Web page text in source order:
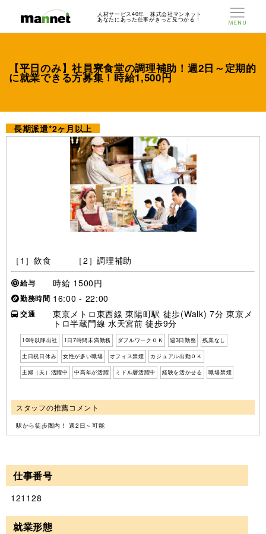
人材サービス40年 株式会社マンネット
あなたにあった仕事がきっと見つかる！
【平日のみ】社員寮食堂の調理補助！週2日～定期的
に就業できる方募集！時給1,500円
長期派遣*2ヶ月以上
［1］飲食 ［2］調理補助
給与 時給 1500円
勤務時間 16:00 - 22:00
交通
東京メトロ東西線 東陽町駅 徒歩(Walk) 7分 東京メ
トロ半蔵門線 水天宮前 徒歩9分
10時以降出社 1日7時間未満勤務 ダブルワークＯＫ 週3日勤務 残業なし
土日祝日休み 女性が多い職場 オフィス禁煙 カジュアル出勤ＯＫ
主婦（夫）活躍中 中高年が活躍 ミドル層活躍中 経験を活かせる 職場禁煙
スタッフの推薦コメント
駅から徒歩圏内！ 週2日～可能
仕事番号
121128
就業形態